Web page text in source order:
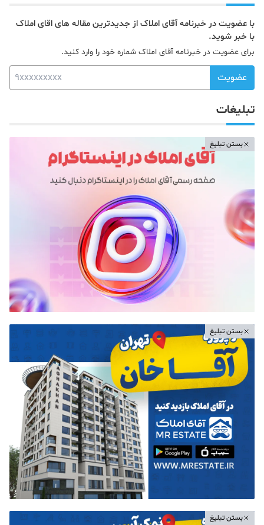
با عضویت در خبرنامه آقای املاک از جدیدترین مقاله های اقای املاک
با خبر شوید.
برای عضویت در خبرنامه آقای املاک شماره خود را وارد کنید.
عضویت
تبلیغات
بستن تبلیغ
بستن تبلیغ
بستن تبلیغ